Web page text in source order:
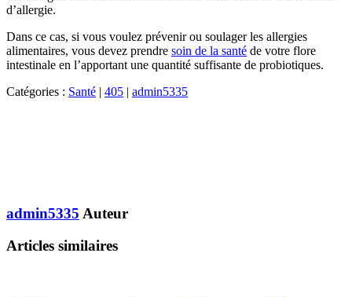
d’allergie.
Dans ce cas, si vous voulez prévenir ou soulager les allergies
alimentaires, vous devez prendre soin de la santé de votre flore
intestinale en l’apportant une quantité suffisante de probiotiques.
Catégories : Santé | 405 | admin5335
admin5335 Auteur
Articles similaires